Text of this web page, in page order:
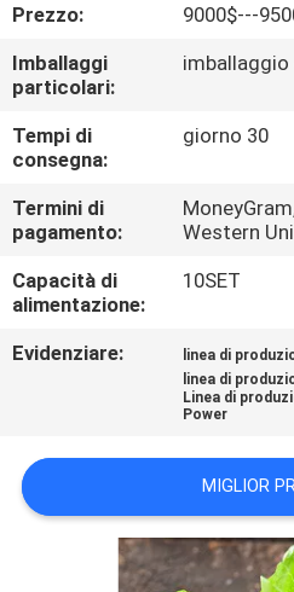
CONTROLLO
DELLA
QUALITÀ
CONTATTACI
CHIEDI UN
DEL
SITO
PRIVACY
Prezzo:
9000$---
Imballaggi
particolari:
imballaggio
Tempi di
consegna:
giorno 30
Termini di
pagamento:
Western
Capacità di
alimentazione:
10SET
Evidenziare: linea di
linea di
Linea di
Power
MIGLIOR